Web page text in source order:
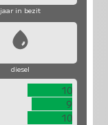
jaar in bezit
diesel
10
9
10